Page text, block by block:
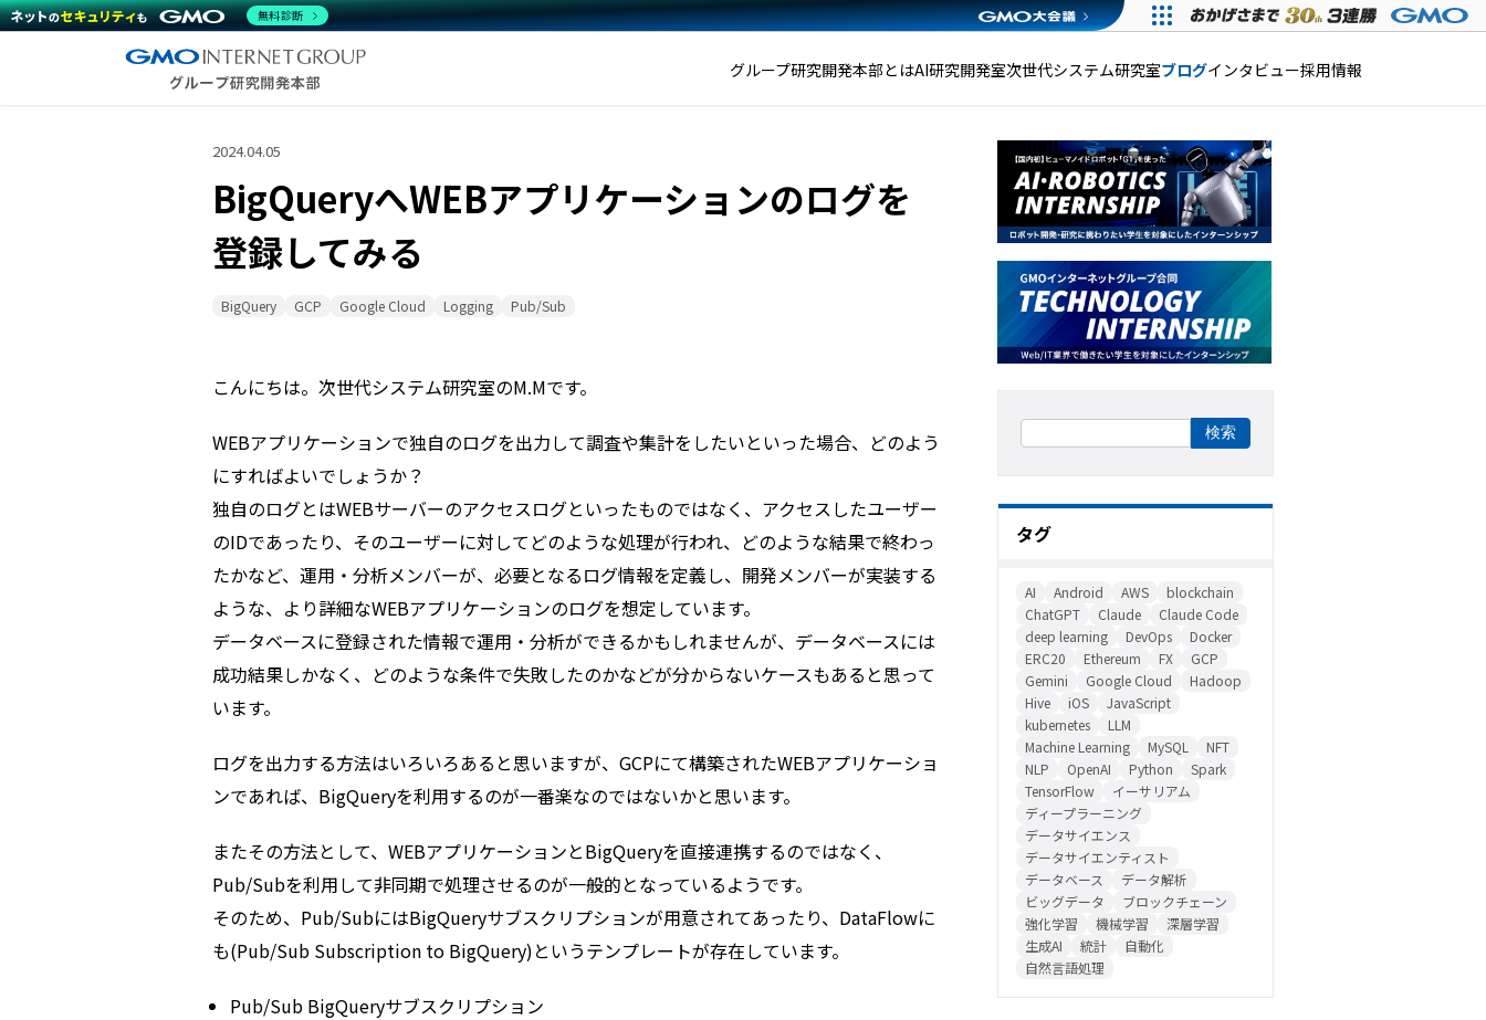
グループ研究開発本部とはAI研究開発室次世代システム研究室ブログインタビュー採用情報
2024.04.05
BigQueryへWEBアプリケーションのログを
登録してみる
BigQuery GCP Google Cloud Logging Pub/Sub
こんにちは。次世代システム研究室のM.Mです。
WEBアプリケーションで独自のログを出力して調査や集計をしたいといった場合、どのよう
にすればよいでしょうか？
独自のログとはWEBサーバーのアクセスログといったものではなく、アクセスしたユーザー
のIDであったり、そのユーザーに対してどのような処理が行われ、どのような結果で終わっ
たかなど、運用・分析メンバーが、必要となるログ情報を定義し、開発メンバーが実装する
ような、より詳細なWEBアプリケーションのログを想定しています。
データベースに登録された情報で運用・分析ができるかもしれませんが、データベースには
成功結果しかなく、どのような条件で失敗したのかなどが分からないケースもあると思って
います。
ログを出力する方法はいろいろあると思いますが、GCPにて構築されたWEBアプリケーショ
ンであれば、BigQueryを利用するのが一番楽なのではないかと思います。
またその方法として、WEBアプリケーションとBigQueryを直接連携するのではなく、
Pub/Subを利用して非同期で処理させるのが一般的となっているようです。
そのため、Pub/SubにはBigQueryサブスクリプションが用意されてあったり、DataFlowに
も(Pub/Sub Subscription to BigQuery)というテンプレートが存在しています。
Pub/Sub BigQueryサブスクリプション
タグ
AI Android AWS
blockchain
ChatGPT
Claude
Claude Code
deep learning
DevOps
Docker
ERC20
Ethereum FX
GCP
Gemini
Google Cloud
Hadoop
Hive
iOS
JavaScript
kubernetes
LLM
Machine Learning
MySQL
NFT
NLP
OpenAI Python
Spark
TensorFlow
イーサリアム
ディープラーニング
データサイエンス
データサイエンティスト
データベース
データ解析
ビッグデータ
ブロックチェーン
強化学習
機械学習
深層学習
生成AI
統計
自動化
自然言語処理
無料診断